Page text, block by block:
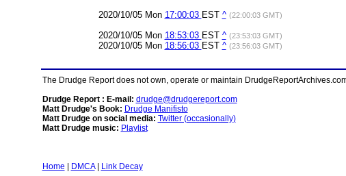
2020/10/05 Mon 17:00:03 EST ^ (22:00:03 GMT)
2020/10/05 Mon 18:53:03 EST ^ (23:53:03 GMT)
2020/10/05 Mon 18:56:03 EST ^ (23:56:03 GMT)
The Drudge Report does not own, operate or maintain
Drudge Report : E-mail: drudge@drudgereport.com
Matt Drudge's Book: Drudge Manifisto
Matt Drudge on social media: Twitter (occasionally)
Matt Drudge music: Playlist
Home DMCA| Link Decay